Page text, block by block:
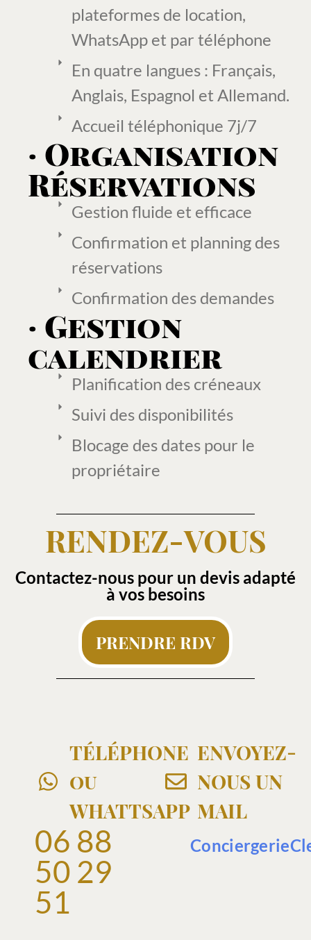
plateformes de location,
WhatsApp et par téléphone
En quatre langues : Français,
Anglais, Espagnol et Allemand.
Accueil téléphonique 7j/7
· Organisation
Réservations
Gestion fluide et efficace
Confirmation et planning des
réservations
Confirmation des demandes
· Gestion
calendrier
Planification des créneaux
Suivi des disponibilités
Blocage des dates pour le
propriétaire
RENDEZ-VOUS
Contactez-nous pour un devis adapté
à vos besoins
PRENDRE RDV
TÉLÉPHONE
ou
WHATTSAPP
06 88
50 29
51
ENVOYEZ-
NOUS UN
MAIL